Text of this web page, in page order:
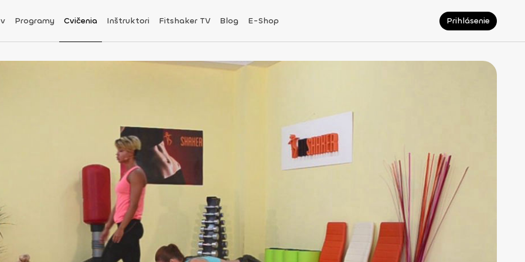
Programy Cvičenia Inštruktori Fitshaker TV Blog E-Shop Prihlásenie